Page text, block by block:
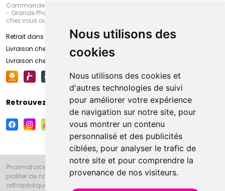
Nous utilisons des
cookies
Nous utilisons des cookies et
d'autres technologies de suivi
pour améliorer votre expérience
de navigation sur notre site, pour
vous montrer un contenu
personnalisé et des publicités
ciblées, pour analyser le trafic de
notre site et pour comprendre la
provenance de nos visiteurs.
Commandez en ligne et venez chercher votre commande à Amiens
- Grande Pharmacie d’Amiens (Fachon) ou recevez-là rapidement
chez vous ou en point retrait
Retrait dans la pharmacie d’Amiens
Livraison chez vous
Livraison chez votre commerçant
Retrouvez-nous sur vos réseaux sociaux
Pharmaforce.fr et la Grande Pharmacie d’Amiens vous souhaitent de
profiter de notre accueil, de nos conseils pharmaceutiques,
orthopédiques, homéopathiques, parapharmaceutiques, beauté et